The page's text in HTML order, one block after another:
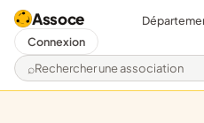
Assoce
Rechercher une
Connexion